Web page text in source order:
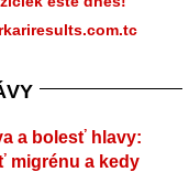
a bolesť hlavy:
migrénu a kedy